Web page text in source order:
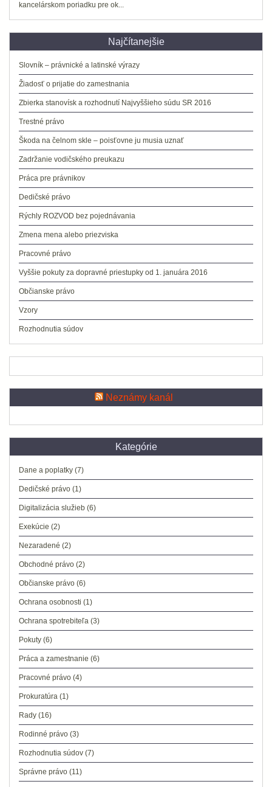
kancelárskom poriadku pre ok...
Najčítanejšie
Slovník – právnické a latinské výrazy
Žiadosť o prijatie do zamestnania
Zbierka stanovísk a rozhodnutí Najvyššieho súdu SR 2016
Trestné právo
Škoda na čelnom skle – poisťovne ju musia uznať
Zadržanie vodičského preukazu
Práca pre právnikov
Dedičské právo
Rýchly ROZVOD bez pojednávania
Zmena mena alebo priezviska
Pracovné právo
Vyššie pokuty za dopravné priestupky od 1. januára 2016
Občianske právo
Vzory
Rozhodnutia súdov
Neznámy kanál
Kategórie
Dane a poplatky (7)
Dedičské právo (1)
Digitalizácia služieb (6)
Exekúcie (2)
Nezaradené (2)
Obchodné právo (2)
Občianske právo (6)
Ochrana osobnosti (1)
Ochrana spotrebiteľa (3)
Pokuty (6)
Práca a zamestnanie (6)
Pracovné právo (4)
Prokuratúra (1)
Rady (16)
Rodinné právo (3)
Rozhodnutia súdov (7)
Správne právo (11)